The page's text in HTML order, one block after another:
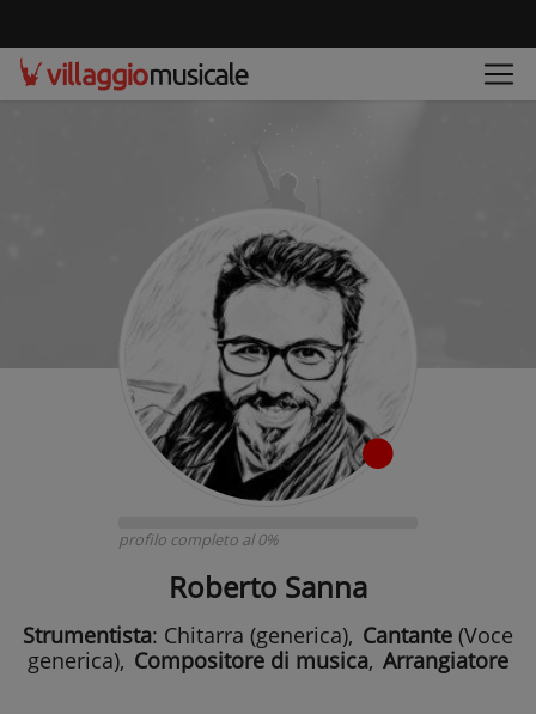
profilo completo al 0%
Roberto Sanna
Strumentista: Chitarra (generica), Cantante (Voce
generica), Compositore di musica, Arrangiatore